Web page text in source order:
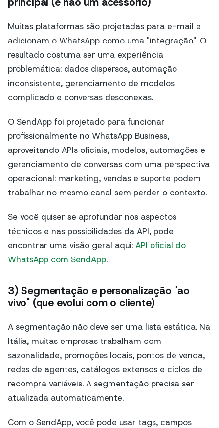
Muitas plataformas são projetadas para e-mail e
adicionam o WhatsApp como uma "integração". O
resultado costuma ser uma experiência
problemática: dados dispersos, automação
inconsistente, gerenciamento de modelos
complicado e conversas desconexas.
O SendApp foi projetado para funcionar
profissionalmente no WhatsApp Business,
aproveitando APIs oficiais, modelos, automações e
gerenciamento de conversas com uma perspectiva
operacional: marketing, vendas e suporte podem
trabalhar no mesmo canal sem perder o contexto.
Se você quiser se aprofundar nos aspectos
técnicos e nas possibilidades da API, pode
encontrar uma visão geral aqui: API oficial do
WhatsApp com SendApp.
3) Segmentação e personalização "ao
vivo" (que evolui com o cliente)
A segmentação não deve ser uma lista estática. Na
Itália, muitas empresas trabalham com
sazonalidade, promoções locais, pontos de venda,
redes de agentes, catálogos extensos e ciclos de
recompra variáveis. A segmentação precisa ser
atualizada automaticamente.
Com o SendApp, você pode usar tags, campos